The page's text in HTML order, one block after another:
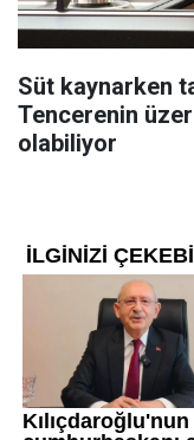
Süt kaynarken
Tencerenin
olabiliyor